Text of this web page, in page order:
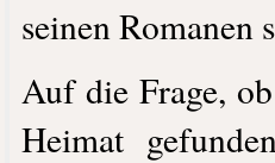
seinen Romanen
Auf die Frage,
Heimat